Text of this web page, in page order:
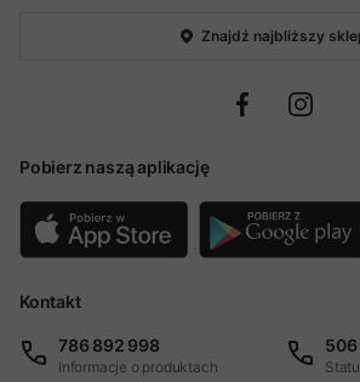
Znajdź najbliższy
Pobierz naszą aplikację
Kontakt
786 892 998
Informacje o produktach